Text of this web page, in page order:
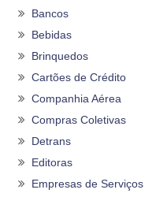
Bancos
Bebidas
Brinquedos
Cartões de Crédito
Companhia Aérea
Compras Coletivas
Detrans
Editoras
Empresas de Serviços